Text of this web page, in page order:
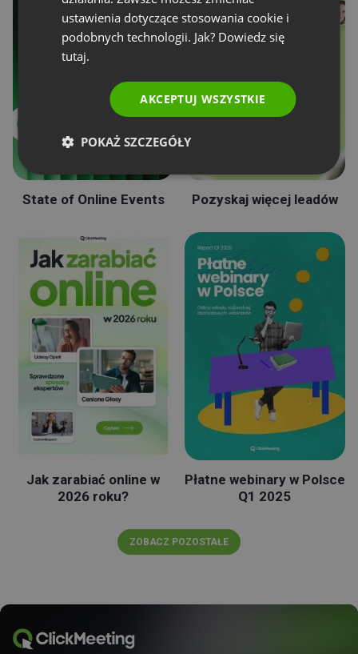
State of Online Events Pozyskaj więcej leadów
Jak zarabiać online w
2026 roku?
Płatne webinary w Polsce
Q1 2025
ZOBACZ POZOSTAŁE
ITALIAN
ustawienia dotyczące stosowania cookie i
podobnych technologii. Jak? Dowiedz się
tutaj.
AKCEPTUJ WSZYSTKIE
POKAŻ SZCZEGÓŁY